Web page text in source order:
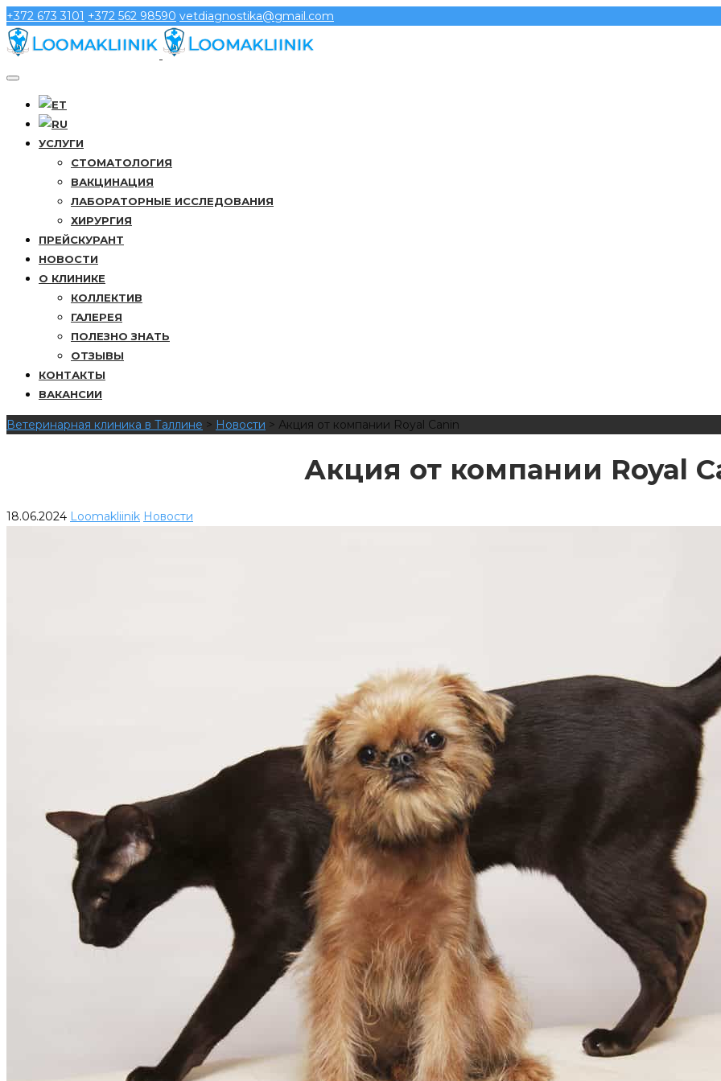
+372 673 3101 +372 562 98590 vetdiagnostika@gmail.com
УСЛУГИ
СТОМАТОЛОГИЯ
ВАКЦИНАЦИЯ
ЛАБОРАТОРНЫЕ ИССЛЕДОВАНИЯ
ХИРУРГИЯ
ПРЕЙСКУРАНТ
НОВОСТИ
О КЛИНИКЕ
КОЛЛЕКТИВ
ГАЛЕРЕЯ
ПОЛЕЗНО ЗНАТЬ
ОТЗЫВЫ
КОНТАКТЫ
ВАКАНСИИ
Ветеринарная клиника в Таллине > Новости > Акция от компании Royal Canin
Акция от компании Royal
18.06.2024 Loomakliinik Новости